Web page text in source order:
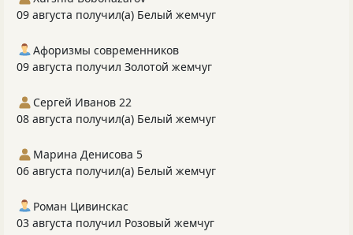
09 августа получил(а) Белый жемчуг
Афоризмы современников
09 августа получил Золотой жемчуг
Сергей Иванов 22
08 августа получил(а) Белый жемчуг
Марина Денисова 5
06 августа получил(а) Белый жемчуг
Роман Цивинскас
03 августа получил Розовый жемчуг